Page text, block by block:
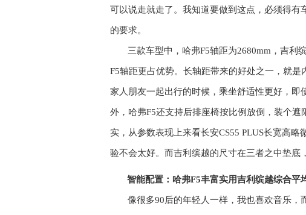
可以说走就走了。我知道要做到这点，必须得
的要求。
三款车型中，哈弗F5轴距为2680mm ，吉利
F5轴距更占优势。长轴距带来的好处之一，就是
家人朋友一起出行的时候，乘坐舒适性更好，即
外，哈弗F5还支持后排座椅按比例放倒，装个
实，从参数表现上来看长安CS55 PLUS长宽高略
验不会太好。而吉利缤越的尺寸在三者之中垫底
智能配置：哈弗F5丰富实用吉利缤越综合平
像很多90后的年轻人一样，我也喜欢音乐，